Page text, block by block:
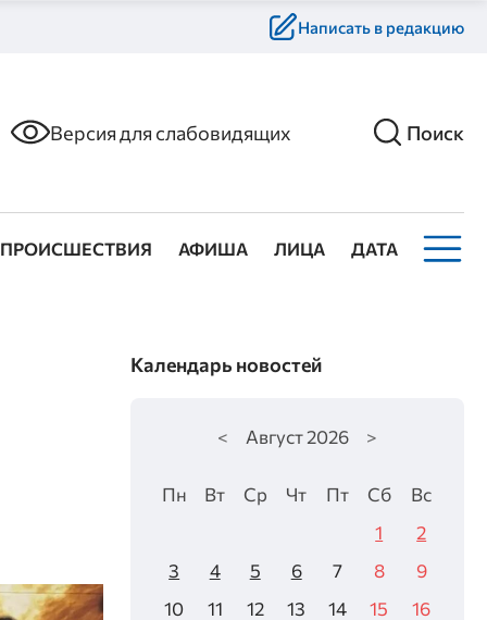
Написать в редакцию
Версия для слабовидящих Поиск
ПРОИСШЕСТВИЯ АФИША ЛИЦА ДАТА
Календарь новостей
< Август2026 >
Пн Вт Ср Чт Пт Сб
Вс
1
2
3
4 5 6 7 8
9
10
11 12 13 14 15
16